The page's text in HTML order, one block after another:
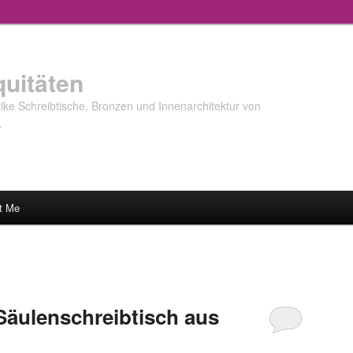
Schreibtische, Bronzen und Innenarchitektur von
Me
aus